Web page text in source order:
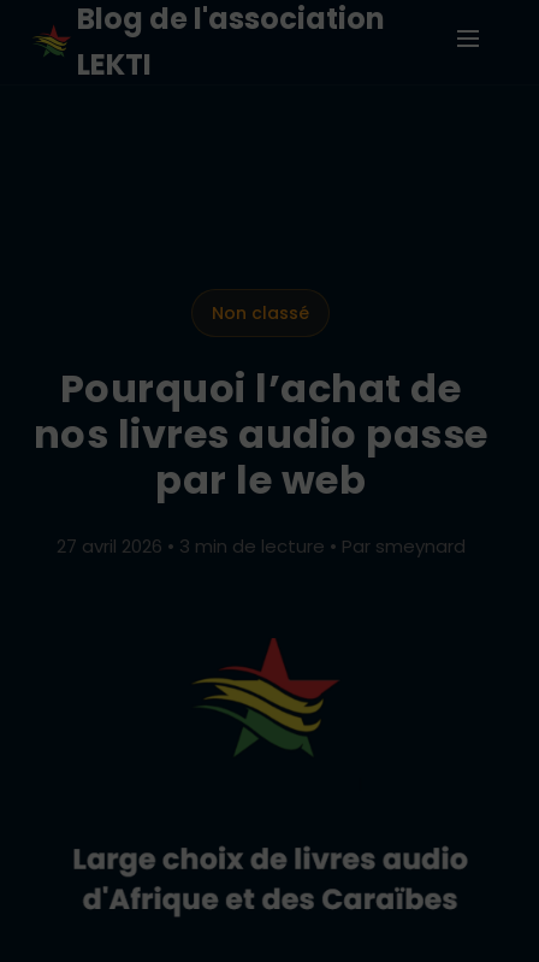
Blog de l'association
LEKTI
Non classé
Pourquoi l’achat de
nos livres audio passe
par le web
27 avril 2026 • 3 min de lecture • Par smeynard